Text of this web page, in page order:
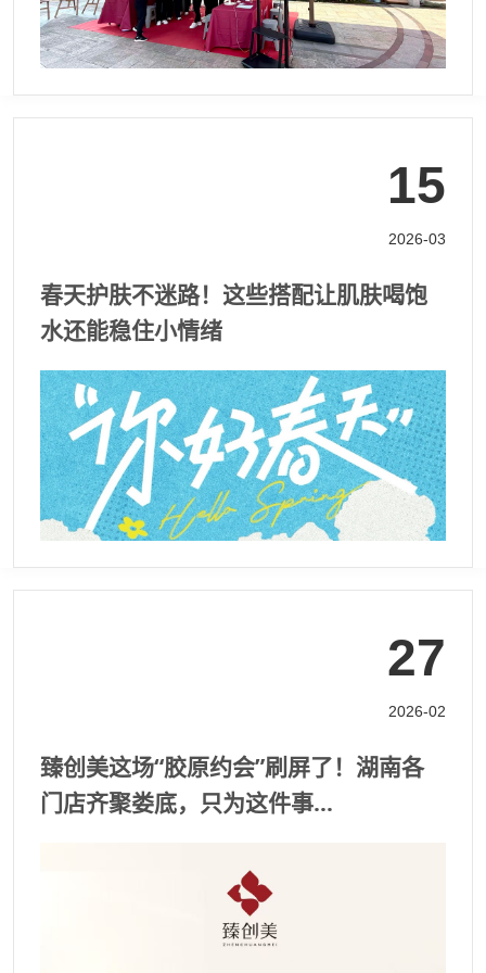
15
2026-03
春天护肤不迷路！这些搭配让肌肤喝饱
水还能稳住小情绪
27
2026-02
臻创美这场“胶原约会”刷屏了！湖南各
门店齐聚娄底，只为这件事…